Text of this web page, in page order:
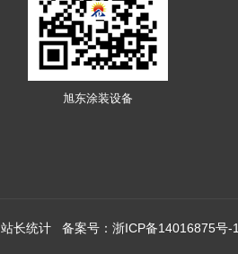
旭东涂装设备
站长统计备案号： 浙ICP备14016875号-1